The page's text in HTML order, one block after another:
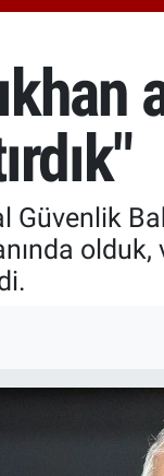
Güvenlik